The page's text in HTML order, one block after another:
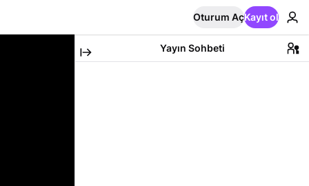
Oturum AçKayıt ol
Yayın Sohbeti